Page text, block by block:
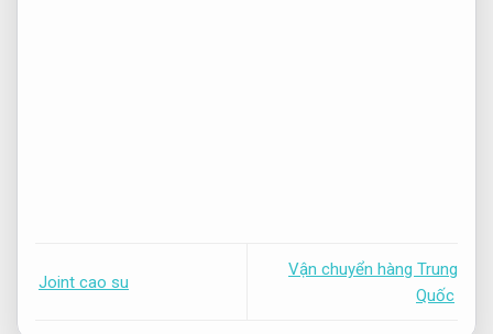
Joint cao su
Vận chuyển hàng Trung
Quốc